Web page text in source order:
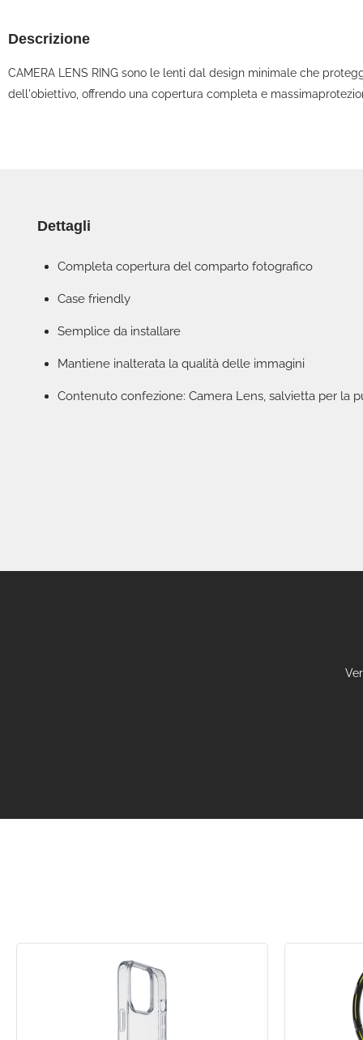
Descrizione
CAMERA LENS RING sono le lenti dal design minimale che
dell'obiettivo, offrendo una copertura completa e
Dettagli
Completa copertura del comparto fotografico
Case friendly
Semplice da installare
Mantiene inalterata la qualità delle immagini
Contenuto confezione: Camera Lens, salvietta per la